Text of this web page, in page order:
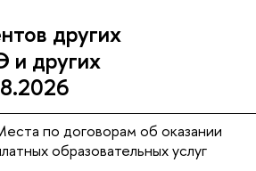
других
других
по договорам об оказании
образовательных услуг